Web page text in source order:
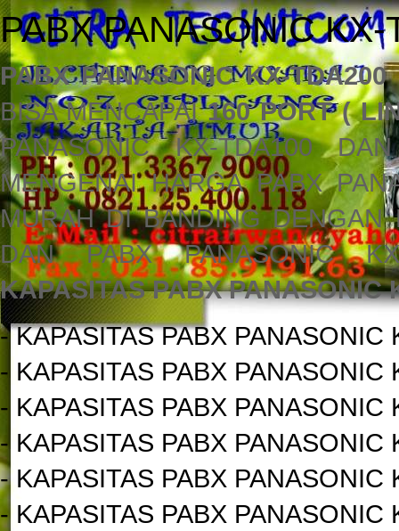
PABX PANASONIC KX-
PABX PANASONIC KX-TDA200
BISA MENCAPAI160 PORT (
PANASONIC KX-TDA100
MENGENAI HARGA PABX
MURAH DI BANDING DENGAN
DAN PABX PANASONIC
KAPASITAS PABX PANASONIC
- KAPASITAS PABX
- KAPASITAS PABX
- KAPASITAS PABX
- KAPASITAS PABX
- KAPASITAS PABX
- KAPASITAS PABX